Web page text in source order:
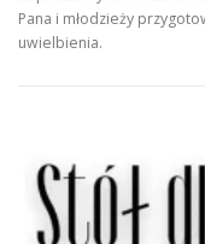
Pana i młodzieży
uwielbienia.